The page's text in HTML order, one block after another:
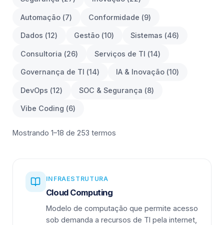
Automação (7) Conformidade (9)
Dados (12) Gestão (10) Sistemas (46)
Consultoria (26) Serviços de TI (14)
Governança de TI (14) IA & Inovação (10)
DevOps (12) SOC & Segurança (8)
Vibe Coding (6)
Mostrando 1–18 de 253 termos
INFRAESTRUTURA
Cloud Computing
Modelo de computação que permite acesso
sob demanda a recursos de TI pela internet,